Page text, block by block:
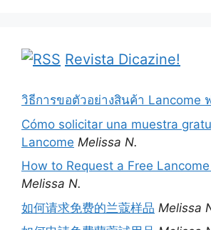
Revista Dicazine!
วิธีการขอตัวอย่างสินค้า Lancome
Cómo solicitar una muestra
Lancome Melissa N.
How to Request a Free
Melissa N.
如何请求免费的兰蔻样品 Melissa